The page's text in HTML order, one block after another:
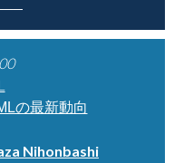
の最新動向
Nihonbashi